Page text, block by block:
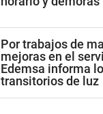
Por trabajos de
mejoras en el
Edemsa informa
transitorios de luz